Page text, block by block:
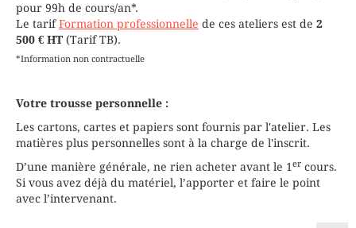
pour 99h de cours/an*.
Le tarifFormation professionnelle de ces ateliers est de 2
500 € HT (Tarif TB).
*Information non contractuelle
Votre trousse personnelle :
Les cartons, cartes et papiers sont fournis par l'atelier. Les
matières plus personnelles sont à la charge de l'inscrit.
D’une manière générale, ne rien acheter avant le 1 er cours.
Si vous avez déjà du matériel, l’apporter et faire le point
avec l’intervenant.